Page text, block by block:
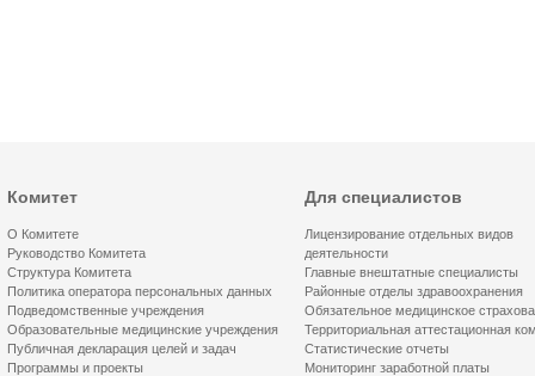
Комитет
О Комитете
Руководство Комитета
Структура Комитета
Политика оператора персональных данных
Подведомственные учреждения
Образовательные медицинские учреждения
Публичная декларация целей и задач
Программы и проекты
Для специалистов
Лицензирование отдельных видов
деятельности
Главные внештатные специалисты
Районные отделы здравоохранения
Обязательное медицинское
Территориальная аттестационная
Статистические отчеты
Мониторинг заработной платы